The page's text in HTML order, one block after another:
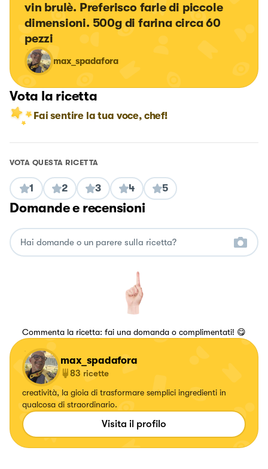
vin brulè. Preferisco farle di piccole
dimensioni. 500g di farina circa 60
pezzi
max_spadafora
Vota la ricetta
Fai sentire la tua voce, chef!
VOTA QUESTA RICETTA
1 2 3 4 5
Domande e recensioni
Commenta la ricetta: fai una domanda o complimentati! 😋
max_spadafora
83 ricette
creatività, la gioia di trasformare semplici ingredienti in
qualcosa di straordinario.
Visita il profilo